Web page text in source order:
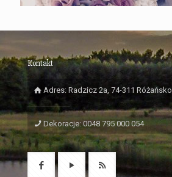
Kontakt
Adres: Radzicz 2a, 74-311 Różańsko
Dekoracje: 0048 795 000 054